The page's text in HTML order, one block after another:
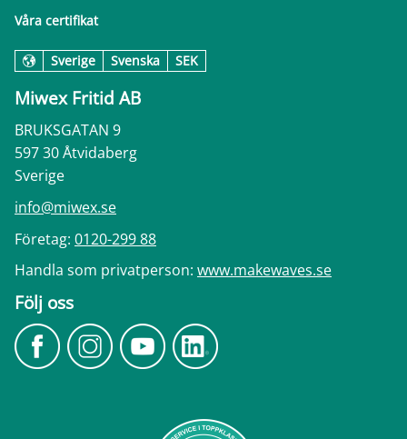
Våra certifikat
Sverige Svenska SEK
Miwex Fritid AB
BRUKSGATAN 9
597 30 Åtvidaberg
Sverige
info@miwex.se
Företag: 0120-299 88
Handla som privatperson: www.makewaves.se
Följ oss